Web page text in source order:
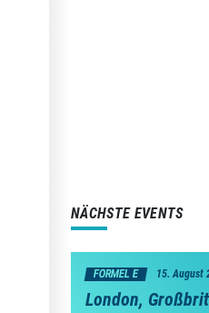
NÄCHSTE EVENTS
FORMEL E 15. August
London,